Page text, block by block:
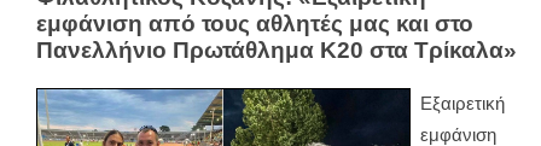
εμφάνιση από τους αθλητές μας και στο
Πανελλήνιο Πρωτάθλημα Κ20 στα Τρίκαλα»
Εξαιρετική
εμφάνιση